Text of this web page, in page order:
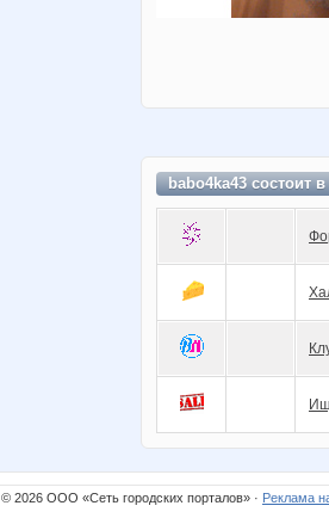
babo4ka43 состоит в
© 2026 ООО «Сеть городских порталов» · Реклама